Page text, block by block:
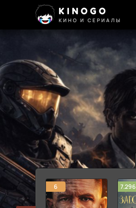
KINOGO
КИНО И СЕРИАЛЫ
6 7.296